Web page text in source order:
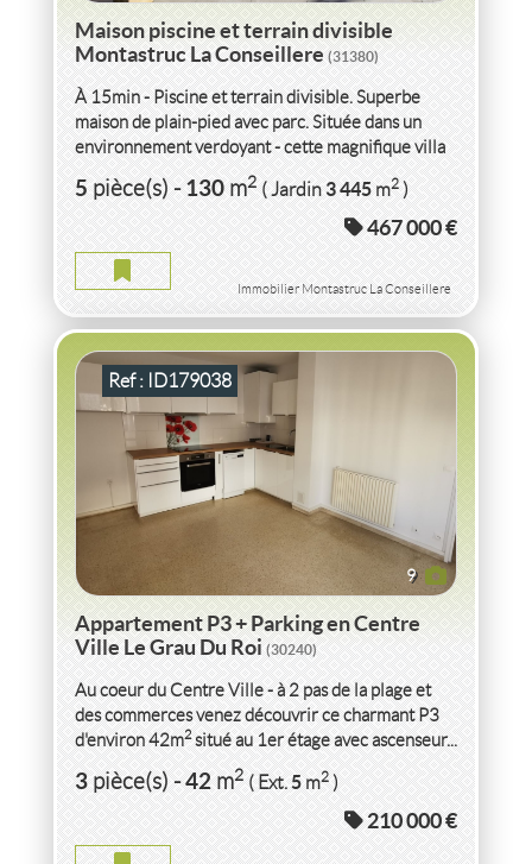
Maison piscine et terrain divisible
Montastruc La Conseillere(31380)
À 15min - Piscine et terrain divisible. Superbe
maison de plain-pied avec parc. Située dans un
environnement verdoyant - cette magnifique villa
de p-pied saura vous...
5pièce(s)-130m2 ( Jardin3 445m2)
467 000 €
Immobilier Montastruc La Conseillere
9
Ref : ID179038
VENTEAPPARTEMENT P3+ PARKING EN CENTRE
VILLELE GRAU DU ROI(30240)
APPARTEMENT P3 + PARKING EN CENTRE VILLE LE GRAU
DU ROI
3pièce(s)-42m2 ( Ext.5m2)
Appartement P3 + Parking en Centre
Ville Le Grau Du Roi(30240)
Au coeur du Centre Ville - à 2 pas de la plage et
des commerces venez découvrir ce charmant P3
d'environ 42m2situé au 1er étage avec ascenseur...
3pièce(s)-42m2 ( Ext.5m2)
210 000 €
VENTEMAISON PAU(64000)
MAISON PAU
129m2 ( Jardin305m2)